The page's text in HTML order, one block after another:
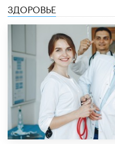
ЗДОРОВЬЕ